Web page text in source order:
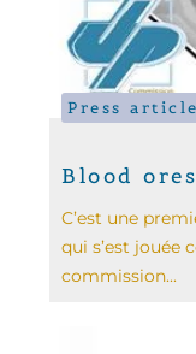
Press
Blood
C’est une
qui s’est jouée
commission...